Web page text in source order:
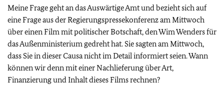
Meine Frage geht an das Auswärtige Amt und bezieht sich auf
eine Frage aus der Regierungspressekonferenz am Mittwoch
über einen Film mit politischer Botschaft, den Wim Wenders für
das Außenministerium gedreht hat. Sie sagten am Mittwoch,
dass Sie in dieser Causa nicht im Detail informiert seien. Wann
können wir denn mit einer Nachlieferung über Art,
Finanzierung und Inhalt dieses Films rechnen?